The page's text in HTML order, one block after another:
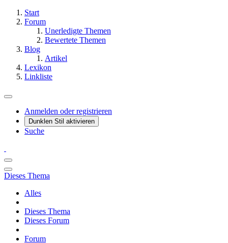
Start
Forum
Unerledigte Themen
Bewertete Themen
Blog
Artikel
Lexikon
Linkliste
Anmelden oder registrieren
Dunklen Stil aktivieren
Suche
Dieses Thema
Alles
Dieses Thema
Dieses Forum
Forum